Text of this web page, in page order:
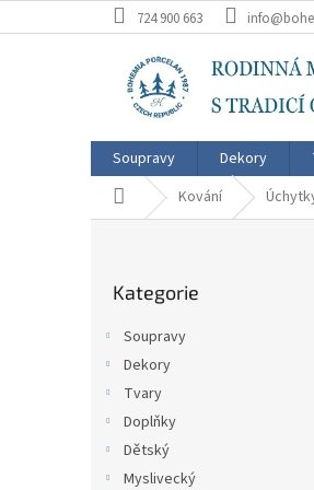
na
724 900 663
Soupravy Dekory
Domů Kování
kategorie
Kategorie
Soupravy
Dekory
Tvary
Doplňky
Dětský
Myslivecký